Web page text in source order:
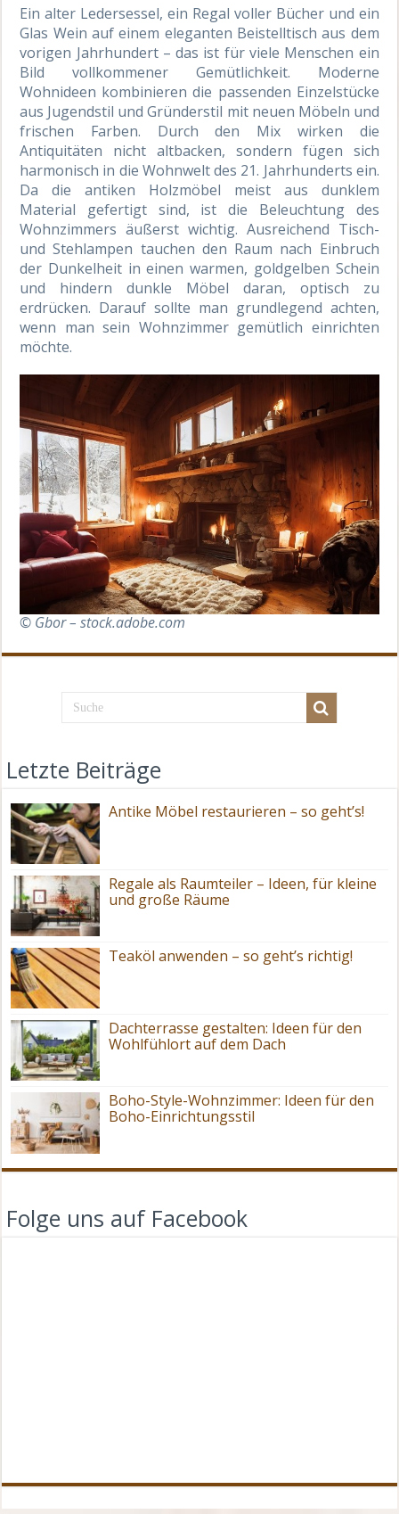
Ein alter Ledersessel, ein Regal voller Bücher und ein
Glas Wein auf einem eleganten Beistelltisch aus dem
vorigen Jahrhundert – das ist für viele Menschen ein
Bild vollkommener Gemütlichkeit. Moderne
Wohnideen kombinieren die passenden Einzelstücke
aus Jugendstil und Gründerstil mit neuen Möbeln und
frischen Farben. Durch den Mix wirken die
Antiquitäten nicht altbacken, sondern fügen sich
harmonisch in die Wohnwelt des 21. Jahrhunderts ein.
Da die antiken Holzmöbel meist aus dunklem
Material gefertigt sind, ist die Beleuchtung des
Wohnzimmers äußerst wichtig. Ausreichend Tisch-
und Stehlampen tauchen den Raum nach Einbruch
der Dunkelheit in einen warmen, goldgelben Schein
und hindern dunkle Möbel daran, optisch zu
erdrücken. Darauf sollte man grundlegend achten,
wenn man sein Wohnzimmer gemütlich einrichten
möchte.
© Gbor – stock.adobe.com
Letzte Beiträge
Antike Möbel restaurieren – so geht’s!
Regale als Raumteiler – Ideen, für kleine
und große Räume
Teaköl anwenden – so geht’s richtig!
Dachterrasse gestalten: Ideen für den
Wohlfühlort auf dem Dach
Boho-Style-Wohnzimmer: Ideen für den
Boho-Einrichtungsstil
Folge uns auf Facebook